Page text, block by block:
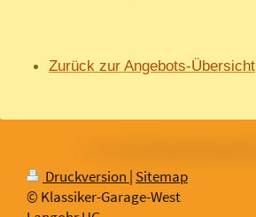
Zurück zur Angebots-Übersicht
Druckversion Sitemap
© Klassiker-Garage-West